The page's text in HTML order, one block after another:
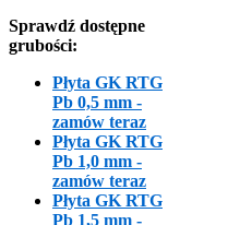
Sprawdź dostępne
grubości:
Płyta GK RTG
Pb 0,5 mm -
zamów teraz
Płyta GK RTG
Pb 1,0 mm -
zamów teraz
Płyta GK RTG
Pb 1,5 mm -